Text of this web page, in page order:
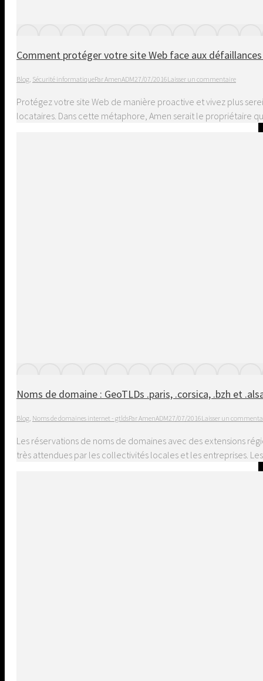
Comment protéger votre site Web face aux défaillances
Blog Sécurité informatiqueParAmenADM27/07/2016Laisser un commentaire
Protégez votre site Web de manière proactive et vivez plus
locataires. Dans cette métaphore, Amen serait le propriétaire
Noms de domaine : GeoTLDs .paris, .corsica, .bzh et
Blog Noms de domaines internet - gtldsParAmenADM27/07/2016Laisser un
Les réservations de noms de domaines avec des extensions
très attendues par les collectivités locales et les entreprises.